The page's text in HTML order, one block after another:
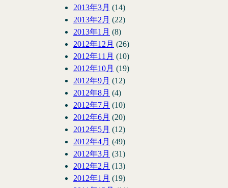
2013年3月 (14)
2013年2月 (22)
2013年1月 (8)
2012年12月 (26)
2012年11月 (10)
2012年10月 (19)
2012年9月 (12)
2012年8月 (4)
2012年7月 (10)
2012年6月 (20)
2012年5月 (12)
2012年4月 (49)
2012年3月 (31)
2012年2月 (13)
2012年1月 (19)